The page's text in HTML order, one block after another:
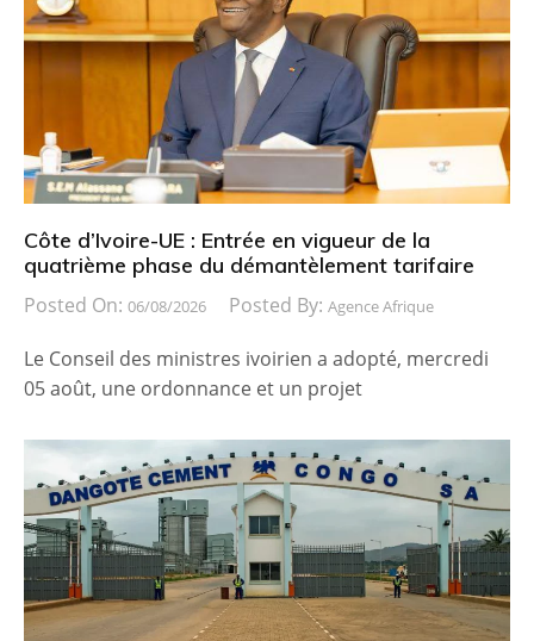
Côte d’Ivoire-UE : Entrée en vigueur de la
quatrième phase du démantèlement tarifaire
Posted On: 06/08/2026 Posted By: Agence Afrique
Le Conseil des ministres ivoirien a adopté, mercredi
05 août, une ordonnance et un projet